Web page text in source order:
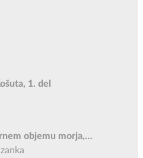
1. del
objemu morja,